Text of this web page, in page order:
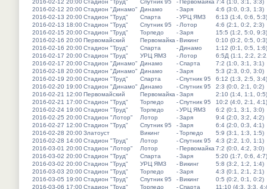
2016-02-12 20:00Стадион "Труд" Спутник 95 -Первомайка 7:4 (1:0, 3:1, 3:3)
2016-02-12 20:00Стадион "Динамо" Динамо -Заря
4:6 (3:0, 0:3, 1:3)
2016-02-13 20:00Стадион "Труд" Спарта -УРЦ ЯМЗ
6:13 (1:4, 0:6, 5:3)
2016-02-13 18:00Стадион "Труд" Спутник 95 - Лотор
4:6 (2:1, 0:2, 2:3)
2016-02-15 20:00Стадион "Труд" Торпедо -Заря
15:5 (1:2, 5:0, 9:3)
2016-02-16 20:00Первомайский Первомайка -Викинг
0:10 (0:2, 0:5, 0:3)
2016-02-16 20:00Стадион "Труд" Спарта - Динамо
1:12 (0:1, 0:5, 1:6)
2016-02-17 20:00Стадион "Труд" УРЦ ЯМЗ - Лотор
6:5Д (1:1, 2:2,
2016-02-17 20:00Стадион "Динамо" Динамо -Спарта
7:2 (1:0, 3:1, 3:1)
2016-02-18 20:00Стадион "Динамо" Динамо -Заря
5:3 (2:3, 0:0, 3:0)
2016-02-19 20:00Стадион "Труд" Спарта -Спутник 95
6:12 (1:3, 2:5, 3:4)
2016-02-20 19:00Стадион "Динамо" Динамо -Спутник 95
2:3 (0:0, 2:1, 0:2)
2016-02-21 12:00Первомайский Первомайка -Заря
2:10 (1:4, 1:1, 0:5)
2016-02-21 17:00Стадион "Труд" Торпедо -Спутник 95
10:2 (4:0, 2:1, 4:1)
2016-02-24 19:00Стадион "Труд" Торпедо -УРЦ ЯМЗ
6:2 (0:1, 3:1, 3:0)
2016-02-25 20:00Стадион "Лотор" Лотор -Заря
9:4 (2:0, 3:2, 4:2)
2016-02-27 12:00Стадион "Труд" Спутник 95 -Заря
6:4 (2:0, 0:3, 4:1)
2016-02-28 20:00Златоуст Викинг -Торпедо
5:9 (3:1, 1:3, 1:5)
2016-02-28 14:00Стадион "Труд" Лотор -Спутник 95
4:3 (2:2, 1:0, 1:1)
2016-03-01 20:00Стадион "Лотор" Лотор -Первомайка 7:2 (0:0, 4:2, 3:0)
2016-03-02 20:00Стадион "Труд" Спарта -Заря
5:20 (1:7, 0:6, 4:7)
2016-03-02 20:00Стадион "Труд" УРЦ ЯМЗ -Викинг
5:8 (3:2, 1:2, 1:4)
2016-03-03 20:00Стадион "Труд" Торпедо -Заря
4:3 (0:1, 2:1, 2:1)
2016-03-05 19:00Стадион "Труд" Спутник 95 -Викинг
0:5 (0:2, 0:1, 0:2)
2016-03-06 17:00Стадион "Труд" Торпедо -Спарта 11:10 (4:3, 3:3,